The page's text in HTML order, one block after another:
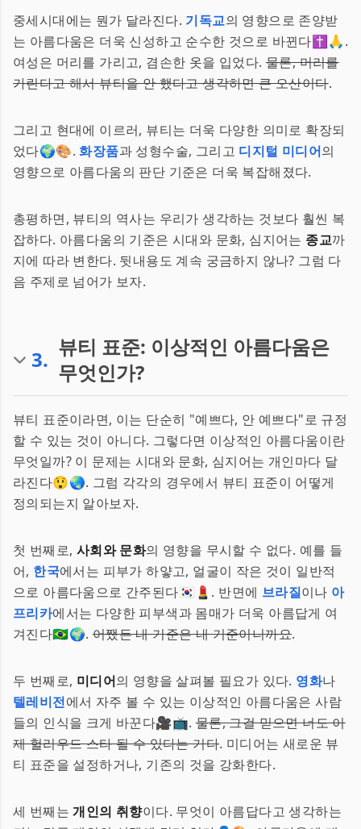
중세시대에는 뭔가 달라진다. 기독교의 영향으로 존양받
는 아름다움은 더욱 신성하고 순수한 것으로 바뀐다✝🙏.
여성은 머리를 가리고, 겸손한 옷을 입었다. 물론, 머리를
가린다고 해서 뷰티을 안 했다고 생각하면 큰 오산이다.
그리고 현대에 이르러, 뷰티는 더욱 다양한 의미로 확장되
었다🌍🎨.화장품과 성형수술, 그리고 디지털 미디어의
영향으로 아름다움의 판단 기준은 더욱 복잡해졌다.
총평하면, 뷰티의 역사는 우리가 생각하는 것보다 훨씬 복
잡하다. 아름다움의 기준은 시대와 문화, 심지어는 종교까
지에 따라 변한다. 뒷내용도 계속 궁금하지 않나? 그럼 다
음 주제로 넘어가 보자.
3. 뷰티 표준: 이상적인 아름다움은
무엇인가?
뷰티 표준이라면, 이는 단순히 "예쁘다, 안 예쁘다"로 규정
할 수 있는 것이 아니다. 그렇다면 이상적인 아름다움이란
무엇일까? 이 문제는 시대와 문화, 심지어는 개인마다 달
라진다😲🌏. 그럼 각각의 경우에서 뷰티 표준이 어떻게
정의되는지 알아보자.
첫 번째로, 사회와 문화의 영향을 무시할 수 없다. 예를 들
어, 한국에서는 피부가 하얗고, 얼굴이 작은 것이 일반적
으로 아름다움으로 간주된다🇰🇷💄. 반면에 브라질이나 아
프리카에서는 다양한 피부색과 몸매가 더욱 아름답게 여
겨진다🇧🇷🌍.어쨌든 내 기준은 내 기준이니까요.
두 번째로, 미디어의 영향을 살펴볼 필요가 있다. 영화나
텔레비전에서 자주 볼 수 있는 이상적인 아름다움은 사람
들의 인식을 크게 바꾼다🎥📺.물론, 그걸 믿으면 너도 이
제 헐리우드 스타 될 수 있다는 거다. 미디어는 새로운 뷰
티 표준을 설정하거나, 기존의 것을 강화한다.
세 번째는개인의 취향이다. 무엇이 아름답다고 생각하는